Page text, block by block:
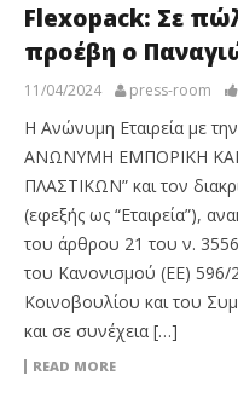
Flexopack: Σε
προέβη ο
11/04/2024 press-room
Η Ανώνυμη Εταιρεία με
ΑΝΩΝΥΜΗ ΕΜΠΟΡΙΚΗ ΚΑΙ
ΠΛΑΣΤΙΚΩΝ” και τον
(εφεξής ως “Εταιρεία”),
του άρθρου 21 του ν.
του Κανονισμού (ΕΕ)
Κοινοβουλίου και του
και σε συνέχεια […]
READ MORE